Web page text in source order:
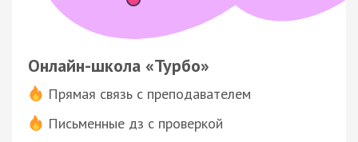
Онлайн-школа «Турбо»
Прямая связь с преподавателем
Письменные дз с проверкой